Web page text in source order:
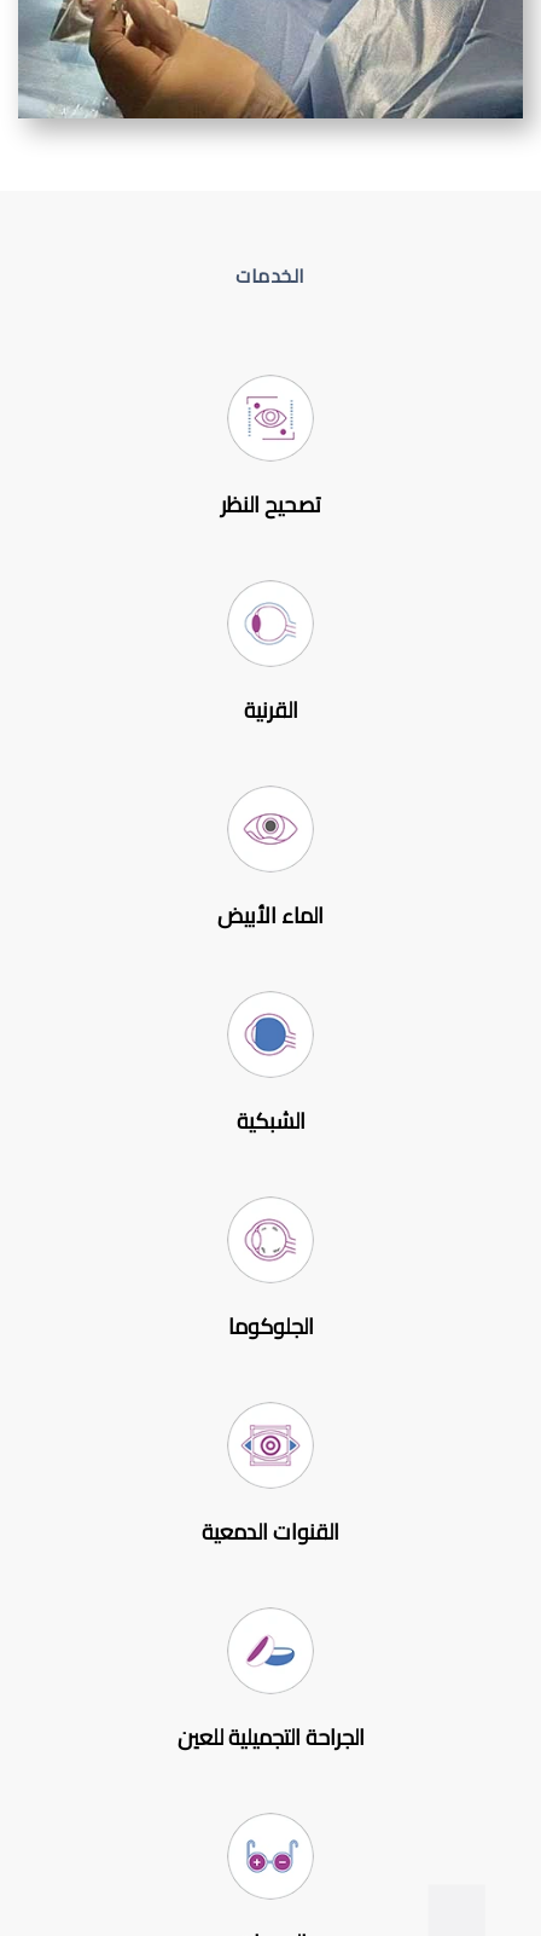
الخدمات
تصحيح النظر
القرنية
الماء الأبيض
الشبكية
الجلوكوما
القنوات الدمعية
الجراحة التجميلية للعين